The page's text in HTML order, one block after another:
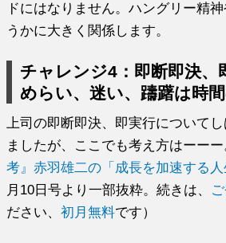
ドにはなりません。ハングリー精
うかに大きく関係します。
チャレンジ4：即断即決、
めらい、迷い、 躊躇は時
上司の即断即決、即実行について
ましたが、 ここでも考え方はーーー
考』赤羽雄二の「成長を加速する人
月10日号より一部抜粋。続きは、
ださい、初月無料です）